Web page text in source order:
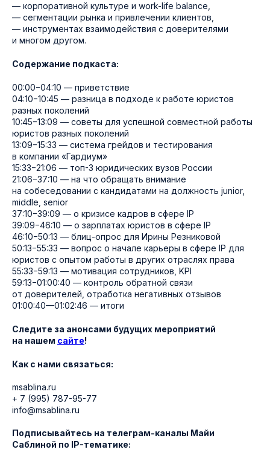
— корпоративной культуре и work-life balance,
— сегментации рынка и привлечении клиентов,
— инструментах взаимодействия с доверителями
и многом другом.
Содержание подкаста:
00:00−04:10 — приветствие
04:10−10:45 — разница в подходе к работе юристов
разных поколений
10:45−13:09 — советы для успешной совместной работы
юристов разных поколений
13:09−15:33 — система грейдов и тестирования
в компании «Гардиум»
15:33−21:06 — топ-3 юридических вузов России
21:06−37:10 — на что обращать внимание
на собеседовании с кандидатами на должность junior,
middle, senior
37:10−39:09 — о кризисе кадров в сфере IP
39:09−46:10 — о зарплатах юристов в сфере IP
46:10−50:13 — блиц-опрос для Ирины Резниковой
50:13−55:33 — вопрос о начале карьеры в сфере IP для
юристов с опытом работы в других отраслях права
55:33−59:13 — мотивация сотрудников, KPI
59:13−01:00:40 — контроль обратной связи
от доверителей, отработка негативных отзывов
01:00:40—01:02:46 — итоги
Следите за анонсами будущих мероприятий
на нашем сайте!
Как с нами связаться:
msablina.ru
+ 7 (995) 787-95-77
info@msablina.ru
Подписывайтесь на телеграм-каналы Майи
Саблиной по IP-тематике: